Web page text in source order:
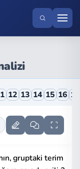
Testi
12 13 14 15 16 17
gruptaki terim